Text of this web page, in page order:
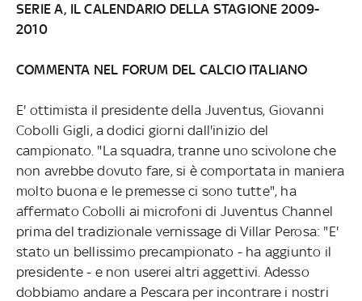
SERIE A, IL CALENDARIO DELLA STAGIONE 2009-
2010
COMMENTA NEL FORUM DEL CALCIO ITALIANO
E' ottimista il presidente della Juventus, Giovanni
Cobolli Gigli, a dodici giorni dall'inizio del
campionato. "La squadra, tranne uno scivolone che
non avrebbe dovuto fare, si è comportata in maniera
molto buona e le premesse ci sono tutte", ha
affermato Cobolli ai microfoni di Juventus Channel
prima del tradizionale vernissage di Villar Perosa: "E'
stato un bellissimo precampionato - ha aggiunto il
presidente - e non userei altri aggettivi. Adesso
dobbiamo andare a Pescara per incontrare i nostri